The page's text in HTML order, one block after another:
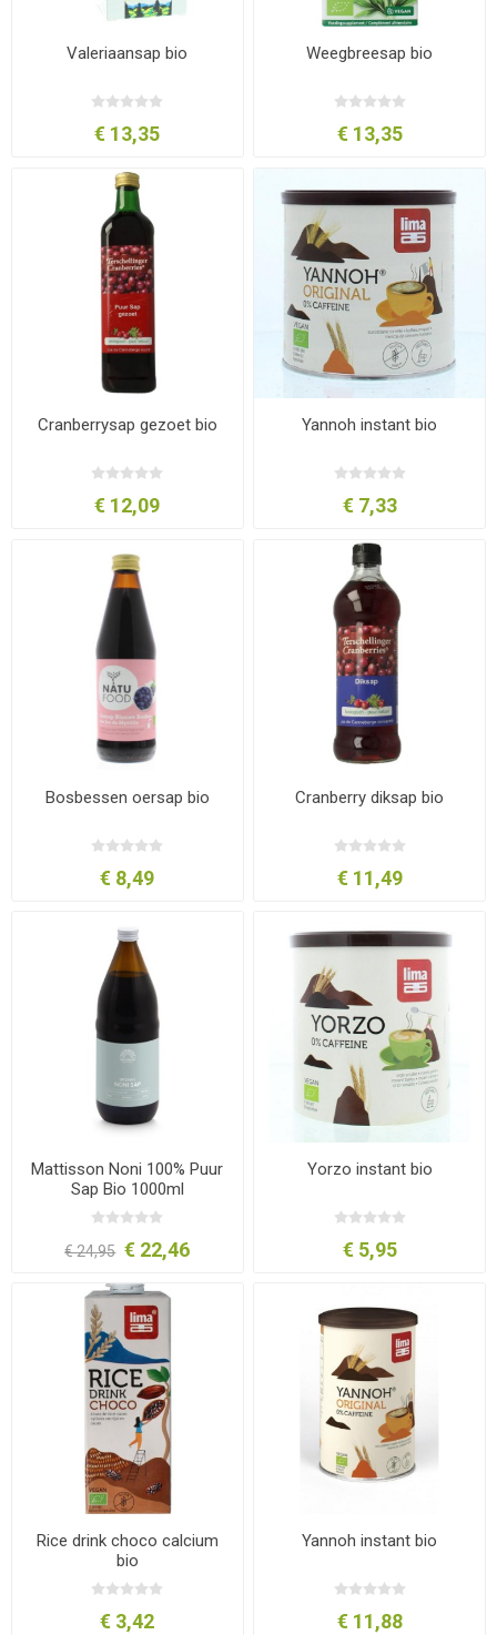
Valeriaansap bio
€ 13,35
Weegbreesap bio
€ 13,35
Cranberrysap gezoet bio
€ 12,09
Yannoh instant bio
€ 7,33
Bosbessen oersap bio
€ 8,49
Cranberry diksap bio
€ 11,49
Mattisson Noni 100% Puur
Sap Bio 1000ml
€ 24,95 € 22,46
Yorzo instant bio
€ 5,95
Rice drink choco calcium
bio
€ 3,42
Yannoh instant bio
€ 11,88